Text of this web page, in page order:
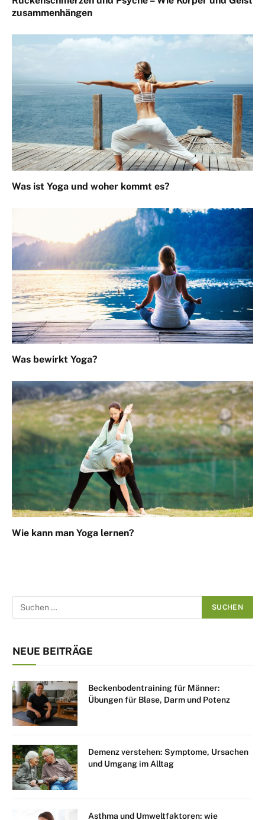
zusammenhängen
Was ist Yoga und woher kommt es?
Was bewirkt Yoga?
Wie kann man Yoga lernen?
NEUE BEITRÄGE
Beckenbodentraining für Männer:
Übungen für Blase, Darm und Potenz
Demenz verstehen: Symptome, Ursachen
und Umgang im Alltag
Asthma und Umweltfaktoren: wie